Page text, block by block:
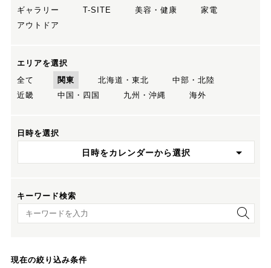
ギャラリー
T-SITE 美容・健康
家電
アウトドア
エリアを選択
全て
関東 北海道・東北
中部・北陸
近畿
中国・四国 九州・沖縄 海外
日時を選択
日時をカレンダーから選択
キーワード検索
キーワード検索
現在の絞り込み条件